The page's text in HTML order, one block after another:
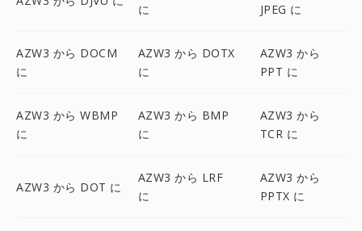
に
JPEG に
AZW3 から DOCM
に
AZW3 から DOTX
に
AZW3 から
PPT に
AZW3 から WBMP
に
AZW3 から BMP
に
AZW3 から
TCR に
AZW3 から DOT に
AZW3 から LRF
に
AZW3 から
PPTX に